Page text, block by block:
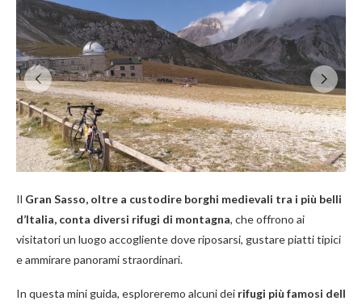
Il Gran Sasso, oltre a custodire borghi medievali tra i più belli
d’Italia, conta diversi rifugi di montagna, che offrono ai
visitatori un luogo accogliente dove riposarsi, gustare piatti tipici
e ammirare panorami straordinari.
In questa mini guida, esploreremo alcuni dei rifugi più famosi dell